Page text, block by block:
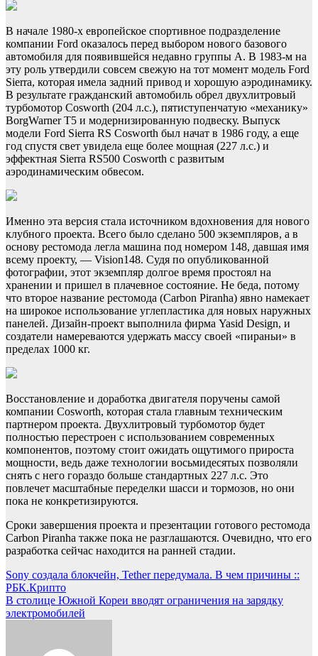
В начале 1980-х европейское спортивное подразделение
компании Ford оказалось перед выбором нового базового
автомобиля для появившейся недавно группы А. В 1983-м на
эту роль утвердили совсем свежую на тот момент модель Ford
Sierra, которая имела задний привод и хорошую аэродинамику.
В результате гражданский автомобиль обрел двухлитровый
турбомотор Cosworth (204 л.с.), пятиступенчатую «механику»
BorgWarner T5 и модернизированную подвеску. Выпуск
модели Ford Sierra RS Cosworth был начат в 1986 году, а еще
год спустя свет увидела еще более мощная (227 л.с.) и
эффектная Sierra RS500 Cosworth с развитым
аэродинамическим обвесом.
Именно эта версия стала источником вдохновения для нового
клубного проекта. Всего было сделано 500 экземпляров, а в
основу рестомода легла машина под номером 148, давшая имя
всему проекту, — Vision148. Судя по опубликованной
фотографии, этот экземпляр долгое время простоял на
хранении и пришел в плачевное состояние. Не беда, потому
что второе название рестомода (Carbon Piranha) явно намекает
на широкое использование углепластика для новых наружных
панелей. Дизайн-проект выполнила фирма Yasid Design, и
создатели намереваются удержать массу своей «пираньи» в
пределах 1000 кг.
Восстановление и доработка двигателя поручены самой
компании Cosworth, которая стала главным техническим
партнером проекта. Двухлитровый турбомотор будет
полностью перестроен с использованием современных
компонентов, поэтому стоит ожидать ощутимого прироста
мощности, ведь даже технологии восьмидесятых позволяли
снять с него гораздо больше стандартных 227 л.с. Это
повлечет масштабные переделки шасси и тормозов, но они
пока не конкретизируются.
Сроки завершения проекта и презентации готового рестомода
Carbon Piranha также пока не разглашаются. Очевидно, что его
разработка сейчас находится на ранней стадии.
Навигация
по
записям
Sony создала блокчейн, Tether передумала. В чем причины ::
РБК.Крипто
В столице Южной Кореи вводят ограничения на зарядку
электромобилей